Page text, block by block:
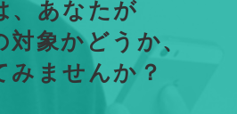
、あなたが
対象かどうか、
みませんか？